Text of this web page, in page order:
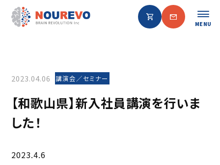
MENU
2023.04.06 講演会／セミナー
【和歌山県】新入社員講演を行いま
した！
2023.4.6